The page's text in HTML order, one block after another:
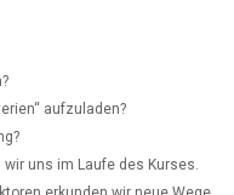
aufzuladen?
uns im Laufe des Kurses.